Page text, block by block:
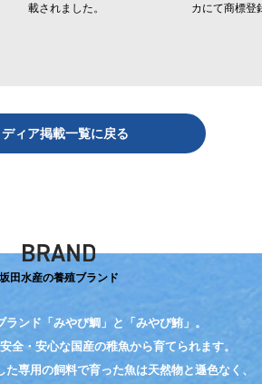
載されました。
カにて商標登
ディア掲載一覧に戻る
坂田水産の養殖ブランド
ンド「みやび鯛」と「みやび鮪」。
安全・安心な国産の稚魚から育てられます。
た専用の飼料で育った魚は天然物と遜色なく、